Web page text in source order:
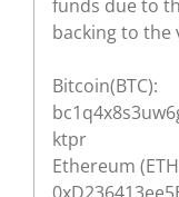
funds due to
backing to the
Bitcoin(BTC):
ktpr
Ethereum